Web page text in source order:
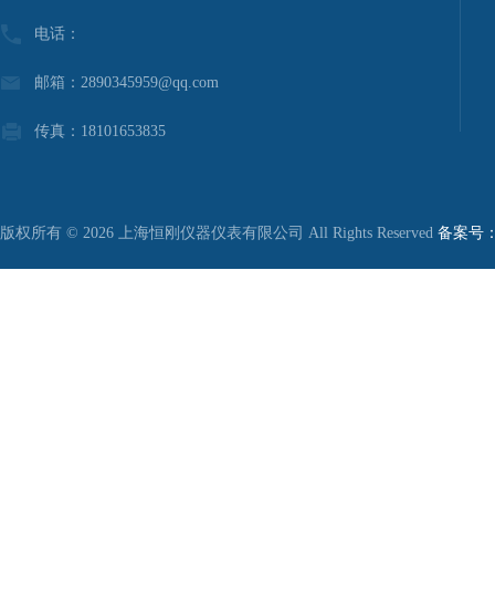
电话：
邮箱：2890345959@qq.com
传真：18101653835
版权所有 © 2026 上海恒刚仪器仪表有限公司 All Rights Reserved 备案号